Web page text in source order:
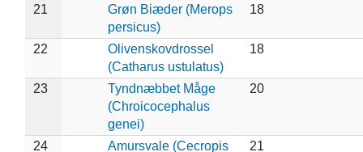
21
Grøn Biæder (Merops
persicus)
18
22
Olivenskovdrossel
(Catharus ustulatus)
18
23
Tyndnæbbet Måge
(Chroicocephalus
genei)
20
24
Amursvale (Cecropis
21